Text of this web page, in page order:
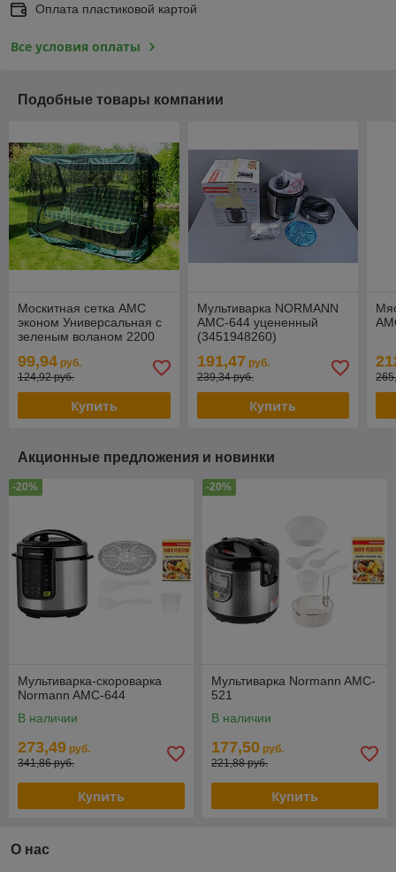
Оплата пластиковой картой
Все условия оплаты
Подобные товары компании
Москитная сетка AMC
эконом Универсальная с
зеленым воланом 2200
006.301
99,94 руб.
124,92 руб.
Купить
Мультиварка NORMANN
AMC-644 уцененный
(3451948260)
191,47 руб.
239,34 руб.
Купить
Акционные предложения и новинки
-20%
Мультиварка-скороварка
Normann AMC-644
В наличии
273,49 руб.
341,86 руб.
Купить
-20%
Мультиварка Normann AMC-
521
В наличии
177,50 руб.
221,88 руб.
Купить
О нас